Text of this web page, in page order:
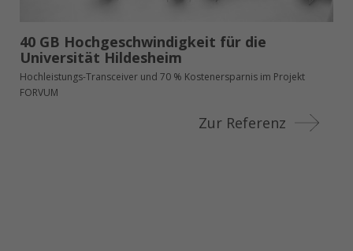
40 GB Hochgeschwindigkeit für die
Universität Hildesheim
Hochleistungs-Transceiver und 70 % Kostenersparnis im Projekt
FORVUM
Zur Referenz